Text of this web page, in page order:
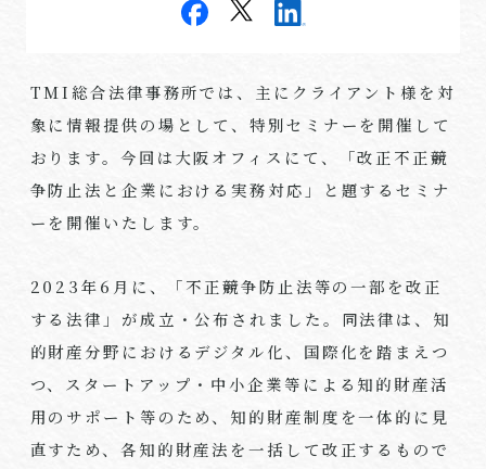
TMI総合法律事務所では、主にクライアント様を対
象に情報提供の場として、特別セミナーを開催して
おります。今回は大阪オフィスにて、「改正不正競
争防止法と企業における実務対応」と題するセミナ
ーを開催いたします。
2023年6月に、「不正競争防止法等の一部を改正
する法律」が成立・公布されました。同法律は、知
的財産分野におけるデジタル化、国際化を踏まえつ
つ、スタートアップ・中小企業等による知的財産活
用のサポート等のため、知的財産制度を一体的に見
直すため、各知的財産法を一括して改正するもので